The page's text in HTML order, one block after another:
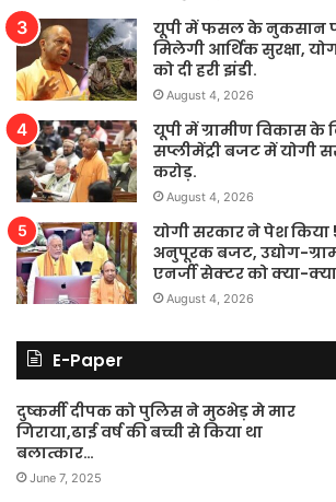
यूपी में फसल के नुकसान
मिलेगी आर्थिक सुरक्षा,
को दी हरी झंडी.
August 4, 2026
यूपी में ग्रामीण विकास के
सप्लीमेंट्री बजट में योगी
करोड़.
August 4, 2026
योगी सरकार ने पेश किया
अनुपूरक बजट, उद्योग-
एनर्जी सेक्टर को क्या-
August 4, 2026
E-Paper
दुष्कर्मी दीपक को पुलिस ने मुठभेड़ मे मार
गिराया,ढाई वर्ष की बच्ची से किया था
बलात्कार…
June 7, 2025